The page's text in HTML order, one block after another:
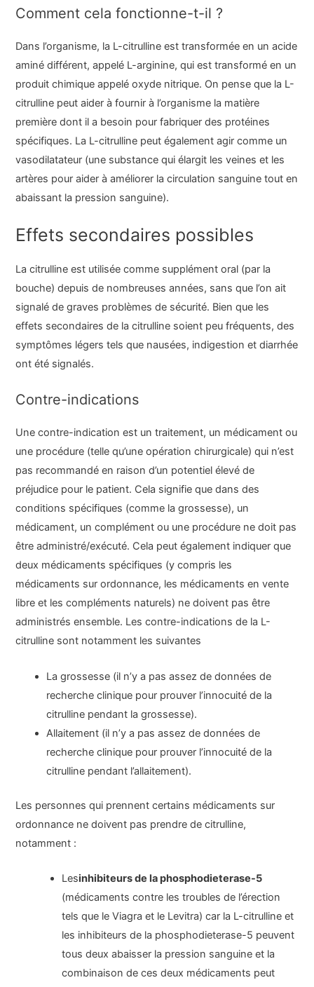
Comment cela fonctionne-t-il ?
Dans l’organisme, la L-citrulline est transformée en un acide
aminé différent, appelé L-arginine, qui est transformé en un
produit chimique appelé oxyde nitrique. On pense que la L-
citrulline peut aider à fournir à l’organisme la matière
première dont il a besoin pour fabriquer des protéines
spécifiques. La L-citrulline peut également agir comme un
vasodilatateur (une substance qui élargit les veines et les
artères pour aider à améliorer la circulation sanguine tout en
abaissant la pression sanguine).
Effets secondaires possibles
La citrulline est utilisée comme supplément oral (par la
bouche) depuis de nombreuses années, sans que l’on ait
signalé de graves problèmes de sécurité. Bien que les
effets secondaires de la citrulline soient peu fréquents, des
symptômes légers tels que nausées, indigestion et diarrhée
ont été signalés.
Contre-indications
Une contre-indication est un traitement, un médicament ou
une procédure (telle qu’une opération chirurgicale) qui n’est
pas recommandé en raison d’un potentiel élevé de
préjudice pour le patient. Cela signifie que dans des
conditions spécifiques (comme la grossesse), un
médicament, un complément ou une procédure ne doit pas
être administré/exécuté. Cela peut également indiquer que
deux médicaments spécifiques (y compris les
médicaments sur ordonnance, les médicaments en vente
libre et les compléments naturels) ne doivent pas être
administrés ensemble. Les contre-indications de la L-
citrulline sont notamment les suivantes
La grossesse (il n’y a pas assez de données de
recherche clinique pour prouver l’innocuité de la
citrulline pendant la grossesse).
Allaitement (il n’y a pas assez de données de
recherche clinique pour prouver l’innocuité de la
citrulline pendant l’allaitement).
Les personnes qui prennent certains médicaments sur
ordonnance ne doivent pas prendre de citrulline,
notamment :
Lesinhibiteurs de la phosphodieterase-5
(médicaments contre les troubles de l’érection
tels que le Viagra et le Levitra) car la L-citrulline et
les inhibiteurs de la phosphodieterase-5 peuvent
tous deux abaisser la pression sanguine et la
combinaison de ces deux médicaments peut